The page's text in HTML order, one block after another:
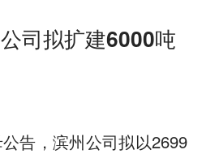
司拟扩建6000吨
告，滨州公司拟以2699